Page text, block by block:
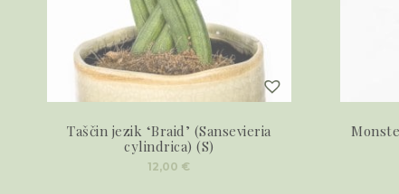
Taščin jezik ‘Braid’ (Sansevieria
cylindrica) (S)
12,00 €